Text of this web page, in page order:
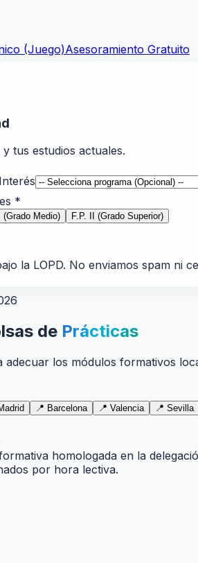
(Juego)Asesoramiento Gratuito
tus estudios actuales.
*
(Grado Medio) F.P. II (Grado Superior)
la LOPD. No enviamos spam ni
de Prácticas
los módulos formativos
📍 Barcelona 📍 Valencia 📍 Sevilla
homologada en la
por hora lectiva.